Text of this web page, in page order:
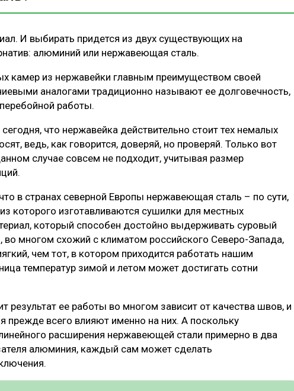
И выбирать придется из двух существующих на
алюминий или нержавеющая сталь.
камер из нержавейки главным преимуществом своей
аналогами традиционно называют ее долговечность,
работы.
что нержавейка действительно стоит тех немалых
ведь, как говорится, доверяй, но проверяй. Только вот
случае совсем не подходит, учитывая размер
в странах северной Европы нержавеющая сталь – по сути,
которого изготавливаются сушилки для местных
который способен достойно выдерживать суровый
во многом схожий с климатом российского Северо-Запада,
чем тот, в котором приходится работать нашим
температур зимой и летом может достигать сотни
результат ее работы во многом зависит от качества швов, и
прежде всего влияют именно на них. А поскольку
расширения нержавеющей стали примерно в два
алюминия, каждый сам может сделать